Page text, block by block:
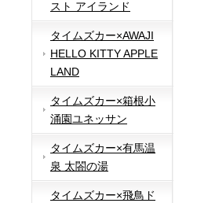
スト アイランド
タイムズカー×AWAJI
HELLO KITTY APPLE
LAND
タイムズカー×箱根小
涌園ユネッサン
タイムズカー×有馬温
泉 太閤の湯
タイムズカー×飛鳥ド